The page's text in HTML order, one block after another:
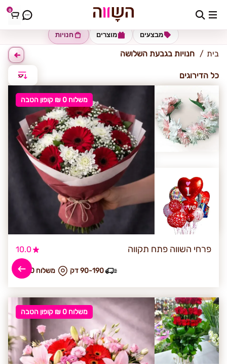
0 גבעת השלושה
חנויות מוצרים מבצעים
בית חנויות בגבעת השלושה
כל הדירוגים
משלוח 0 ₪ קופון הטבה
פרחי השווה פתח תקווה 10.0
₪ משלוח 30 90-190 דק
משלוח 0 ₪ קופון הטבה